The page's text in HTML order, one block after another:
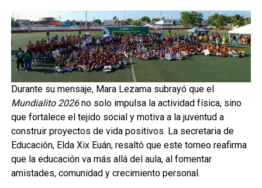
Durante su mensaje, Mara Lezama subrayó que el
Mundialito 2026no solo impulsa la actividad física, sino
que fortalece el tejido social y motiva a la juventud a
construir proyectos de vida positivos. La secretaria de
Educación, Elda Xix Euán, resaltó que este torneo reafirma
que la educación va más allá del aula, al fomentar
amistades, comunidad y crecimiento personal.